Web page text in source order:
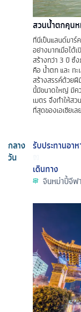
สวนน้ำตกคุน
ที่นี่เป็นแลนด์มาร์
อย่างมากเมื่อได้
สร้างกว่า 3 ปี ซึ่
คือ น้ำตก และ ท
สร้างสรรค์ด้วย
นี้มีขนาดใหญ่ มีค
เมตร จึงทำให้ส
ที่สุดของเอเชียเล
กลาง
วัน
รับประทานอาห
เดินทาง
จินหม่าปี้จีฟ